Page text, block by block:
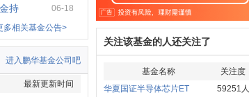
持
06-18
多相关基金公告>
进入鹏华基金公司吧
最新更新时间
关注该基金的人还关注了
基金名称
关注度
华夏国证半导体芯片ET
59251人